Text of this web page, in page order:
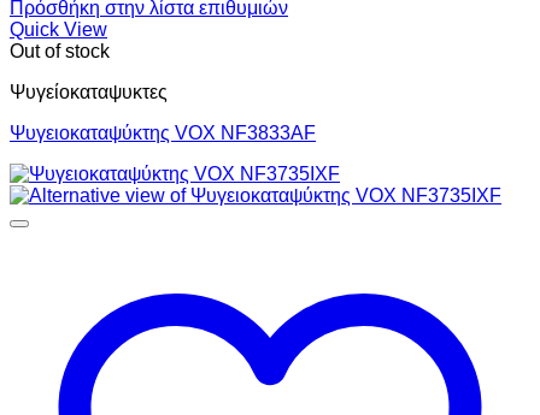
Πρόσθήκη στην λίστα επιθυμιών
Quick View
Out of stock
Ψυγείοκαταψυκτες
Ψυγειοκαταψύκτης VOX NF3833AF